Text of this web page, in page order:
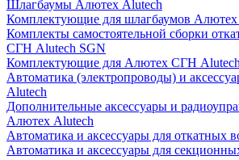
Шлагбаумы Алютех Alutech
Комплектующие для шлагбаумов Алютех
Комплекты самостоятельной сборки
СГН Alutech SGN
Комплектующие для Алютех СГН
Автоматика (электропроводы) и
Alutech
Дополнительные аксессуары и
Алютех Alutech
Автоматика и аксессуары для откатных
Автоматика и аксессуары для